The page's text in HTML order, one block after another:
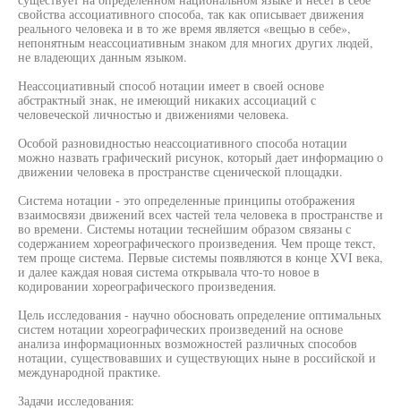
свойства ассоциативного способа, так как описывает движения
реального человека и в то же время является «вещью в себе»,
непонятным неассоциативным знаком для многих других людей,
не владеющих данным языком.
Неассоциативный способ нотации имеет в своей основе
абстрактный знак, не имеющий никаких ассоциаций с
человеческой личностью и движениями человека.
Особой разновидностью неассоциативного способа нотации
можно назвать графический рисунок, который дает информацию о
движении человека в пространстве сценической площадки.
Система нотации - это определенные принципы отображения
взаимосвязи движений всех частей тела человека в пространстве и
во времени. Системы нотации теснейшим образом связаны с
содержанием хореографического произведения. Чем проще текст,
тем проще система. Первые системы появляются в конце XVI века,
и далее каждая новая система открывала что-то новое в
кодировании хореографического произведения.
Цель исследования - научно обосновать определение оптимальных
систем нотации хореографических произведений на основе
анализа информационных возможностей различных способов
нотации, существовавших и существующих ныне в российской и
международной практике.
Задачи исследования: